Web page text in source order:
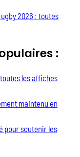
2026 : toutes
:
les affiches
maintenu en
pour soutenir les